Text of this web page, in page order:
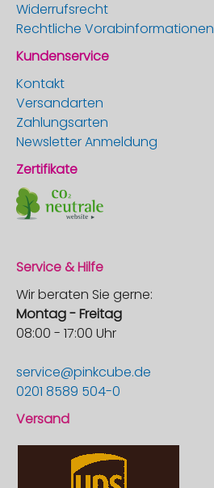
Widerrufsrecht
Rechtliche Vorabinformationen
Kundenservice
Kontakt
Versandarten
Zahlungsarten
Newsletter Anmeldung
Zertifikate
Service & Hilfe
Wir beraten Sie gerne:
Montag - Freitag
08:00 - 17:00 Uhr
service@pinkcube.de
0201 8589 504-0
Versand